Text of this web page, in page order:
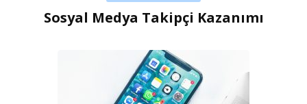
Sosyal Medya Takipçi Kazanımı